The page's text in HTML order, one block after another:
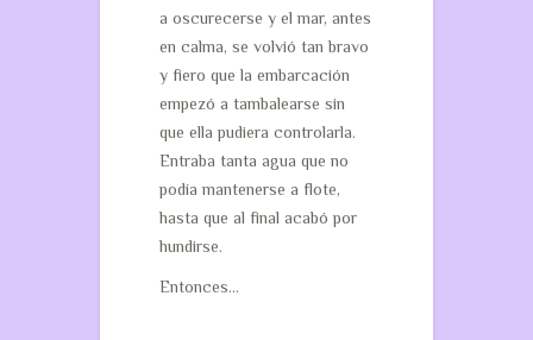
a oscurecerse y el mar, antes
en calma, se volvió tan bravo
y fiero que la embarcación
empezó a tambalearse sin
que ella pudiera controlarla.
Entraba tanta agua que no
podía mantenerse a flote,
hasta que al final acabó por
hundirse.
Entonces…